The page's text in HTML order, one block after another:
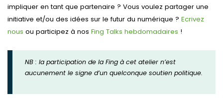
impliquer en tant que partenaire ? Vous voulez partager une
initiative et/ou des idées sur le futur du numérique ? Ecrivez
nous ou participez à nos Fing Talks hebdomadaires !
NB : la participation de la Fing à cet atelier n’est
aucunement le signe d’un quelconque soutien politique.